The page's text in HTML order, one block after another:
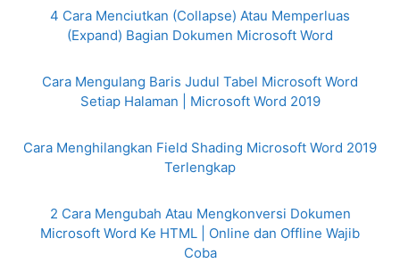
4 Cara Menciutkan (Collapse) Atau Memperluas
(Expand) Bagian Dokumen Microsoft Word
Cara Mengulang Baris Judul Tabel Microsoft Word
Setiap Halaman | Microsoft Word 2019
Cara Menghilangkan Field Shading Microsoft Word 2019
Terlengkap
2 Cara Mengubah Atau Mengkonversi Dokumen
Microsoft Word Ke HTML | Online dan Offline Wajib
Coba